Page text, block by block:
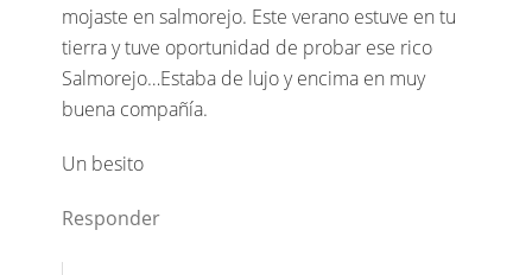
mojaste en salmorejo. Este verano estuve en tu
tierra y tuve oportunidad de probar ese rico
Salmorejo…Estaba de lujo y encima en muy
buena compañía.
Un besito
Responder